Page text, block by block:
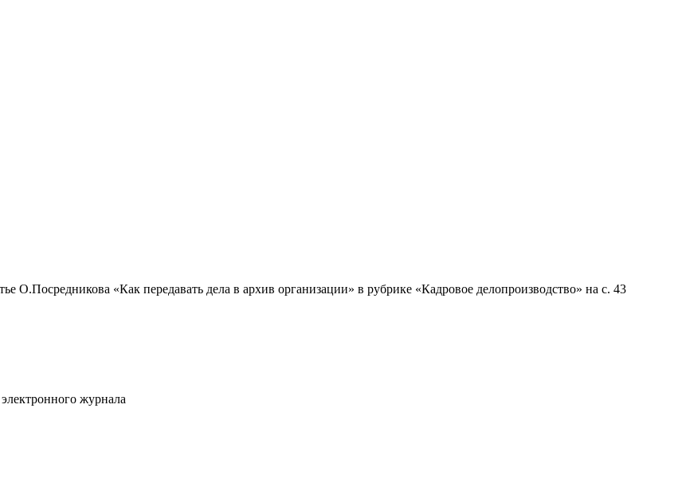
О.Посредникова «Как передавать дела в архив организации» в рубрике «Кадровое делопроизводство» на с. 43
журнала